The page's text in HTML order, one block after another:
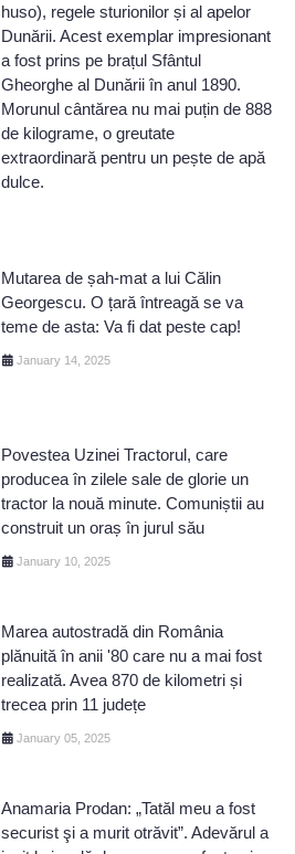
huso), regele sturionilor și al apelor
Dunării. Acest exemplar impresionant
a fost prins pe brațul Sfântul
Gheorghe al Dunării în anul 1890.
Morunul cântărea nu mai puțin de 888
de kilograme, o greutate
extraordinară pentru un pește de apă
dulce.
Mutarea de șah-mat a lui Călin
Georgescu. O țară întreagă se va
teme de asta: Va fi dat peste cap!
January 14, 2025
Povestea Uzinei Tractorul, care
producea în zilele sale de glorie un
tractor la nouă minute. Comuniștii au
construit un oraș în jurul său
January 10, 2025
Marea autostradă din România
plănuită în anii '80 care nu a mai fost
realizată. Avea 870 de kilometri și
trecea prin 11 județe
January 05, 2025
Anamaria Prodan: „Tatăl meu a fost
securist şi a murit otrăvit”. Adevărul a